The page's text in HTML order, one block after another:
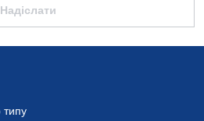
Надіслати
типу